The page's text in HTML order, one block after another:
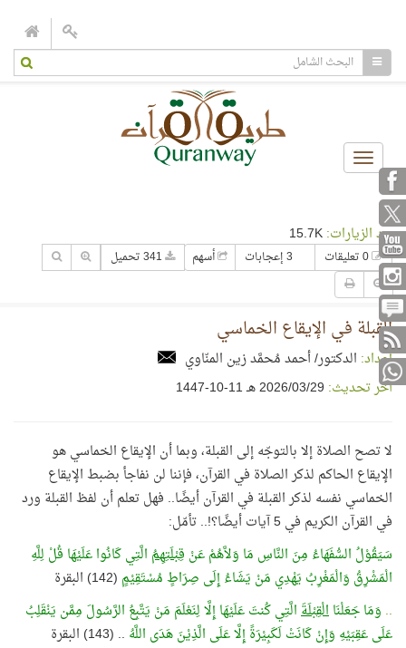
Toggle
navigation
عدد الزيارات:
3 إعجابات أسهم
القبلة في الإيقاع الخماسي
إعداد: الدكتور/ أحمد مُحمَّد زين المنّاوي
آخر تحديث: 29‏/03‏/2026 هـ 11-10-1447
لا تصح الصلاة إلا بالتوجّه إلى القبلة، وبما أن الإيقاع الخماسي هو
الإيقاع الحاكم لذكر الصلاة في القرآن، فإننا لن نفاجأ بضبط الإيقاع
الخماسي نفسه لذكر القبلة في القرآن أيضًا.. فهل تعلم أن لفظ القبلة ورد
في القرآن الكريم في 5 آيات أيضًا؟!.. تأمّل:
سَيَقُوْلُ السُّفَهَاءُ مِنَ النَّاسِ مَا وَلاَّهُمْ عَنْ قِبْلَتِهِمُ الَّتِي كَانُوا عَلَيْهَا قُلْ لِلَّهِ
الْمَشْرِقُ وَالْمَغْرِبُ يَهْدِي مَنْ يَشَاءُ إِلَى صِرَاطٍ مُسْتَقِيْمٍ (142) البقرة
.. وَمَا جَعَلْنَاالْقِبْلَةَالَّتِي كُنتَ عَلَيْهَا إِلَّا لِنَعْلَمَ مَنْ يَتَّبِعُ الرَّسُولَ مِمَّن يَنْقَلِبُ
عَلَى عَقِبَيْهِ وَإِنْ كَانَتْ لَكَبِيْرَةً إِلَّا عَلَى الَّذِيْنَ هَدَى اللَّهُ .. (143) البقرة